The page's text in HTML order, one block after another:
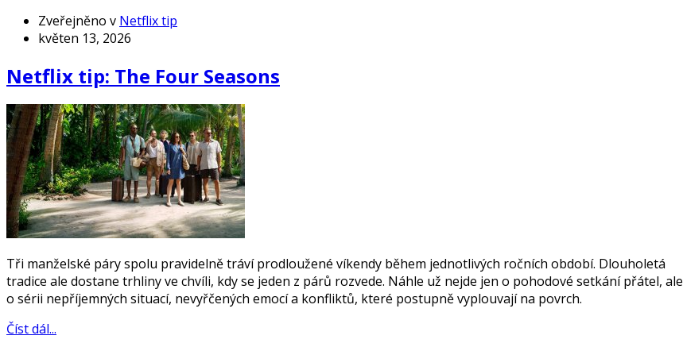
Zveřejněno v Netflix tip
květen 13, 2026
Netflix tip: The Four Seasons
Tři manželské páry spolu pravidelně tráví prodloužené víkendy během jednotlivých ročních období. Dlouholetá
tradice ale dostane trhliny ve chvíli, kdy se jeden z párů rozvede. Náhle už nejde jen o pohodové setkání přátel, ale
o sérii nepříjemných situací, nevyřčených emocí a konfliktů, které postupně vyplouvají na povrch.
Číst dál...